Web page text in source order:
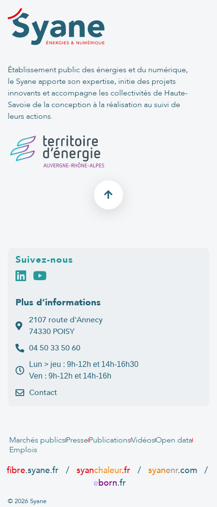
Établissement public des énergies et du numérique,
le Syane apporte son expertise, initie des projets
innovants et accompagne les collectivités de Haute-
Savoie de la conception à la réalisation au suivi de
leurs actions.
Suivez-nous
Plus d’informations
2107 route d'Annecy
74330 POISY
04 50 33 50 60
Lun > jeu : 9h-12h et 14h-16h30
Ven : 9h-12h et 14h-16h
Contact
Marchés publicsPressePublicationsVidéosOpen data
Emplois
fibre.syane.fr / syanchaleur.fr / syanenr.com /
eborn.fr
© 2026 Syane